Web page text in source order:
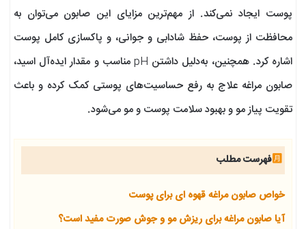
پوست ایجاد نمی‌کند. از مهم‌ترین مزایای این صابون می‌توان به
محافظت از پوست، حفظ شادابی و جوانی، و پاکسازی کامل پوست
اشاره کرد. همچنین، به‌دلیل داشتن pH مناسب و مقدار ایده‌آل اسید،
صابون مراغه علاج به رفع حساسیت‌های پوستی کمک کرده و باعث
تقویت پیاز مو و بهبود سلامت پوست و مو می‌شود.
فهرست مطلب
خواص صابون مراغه قهوه ای برای پوست
آیا صابون مراغه برای ریزش مو و جوش صورت مفید است؟